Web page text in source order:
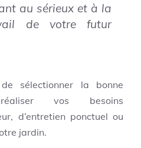
au sérieux et à la
de votre futur
sélectionner la bonne
vos besoins
d’entretien ponctuel ou
jardin.